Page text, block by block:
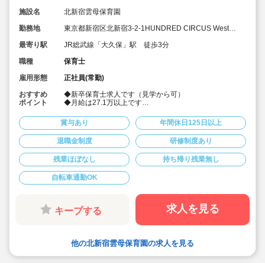
施設名
北新宿雲母保育園
勤務地
東京都新宿区北新宿3-2-1HUNDRED CIRCUS West
最寄り駅
JR総武線「大久保」駅 徒歩3分
職種
保育士
雇用形態
正社員(常勤)
おすすめ
ポイント
◆新卒保育士求人です（見学から可）
◆月給は27.1万以上です
連休）も取得可能です♪
◆雲母保育園は60名以下のコンパクトなサイズの園にな
ります
◆仕事もプライベートも両立出来ます。
◆残業少な目です（サービス残業・持ち帰り業務をしな
い仕組みになっています。平均残業 月4.7時間！）
◆行事は最低限です！行事に追われることはありませ
ん。
◆日々の保育を大切に楽しくお仕事出来ます（行事準
備・書き物類軽減されています）
◆ピアノが弾けなくてOKです。（得意分野を活かして頂
く方針です
◆保育以外の業務量が不安な方も安心です。（ICTシステ
ム導入で業務効率化が図れています）
輩社員が徹底サポートします）
賞与あり 年間休日125日以上
退職金制度 研修制度あり
残業ほぼなし 持ち帰り残業無し
自転車通勤OK
キープする 求人を見る
他の北新宿雲母保育園の求人を見る